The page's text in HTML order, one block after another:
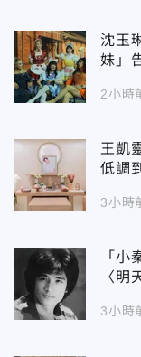
沈玉
妹」
2小時
王凱
低調
3小時
「
〈明
3小時